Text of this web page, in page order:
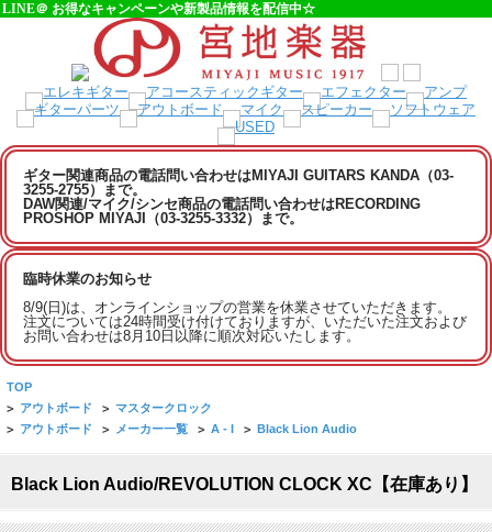
LINE＠ お得なキャンペーンや新製品情報を配信中☆
ギター関連商品の電話問い合わせはMIYAJI GUITARS KANDA（03-
3255-2755）まで。
DAW関連/マイク/シンセ商品の電話問い合わせはRECORDING
PROSHOP MIYAJI（03-3255-3332）まで。
臨時休業のお知らせ
8/9(日)は、オンラインショップの営業を休業させていただきます。
注文については24時間受け付けておりますが、いただいた注文および
お問い合わせは8月10日以降に順次対応いたします。
TOP
> アウトボード > マスタークロック
> アウトボード > メーカー一覧 > A - I > Black Lion Audio
Black Lion Audio/REVOLUTION CLOCK XC【在庫あり】